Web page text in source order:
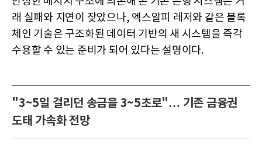
래 실패와 지연이 잦았으나, 엑스알피 레저와 같은 블록
체인 기술은 구조화된 데이터 기반의 새 시스템을 즉각
수용할 수 있는 준비가 되어 있다는 설명이다.
"3~5일 걸리던 송금을 3~5초로"… 기존 금융권
도태 가속화 전망